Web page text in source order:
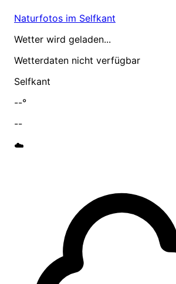
Naturfotos im Selfkant
Wetter wird geladen...
Wetterdaten nicht verfügbar
Selfkant
--°
--
☁️